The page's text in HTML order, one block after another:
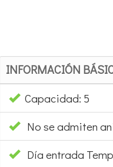
INFORMACIÓN
Capacidad: 5
No se admiten
Día entrada